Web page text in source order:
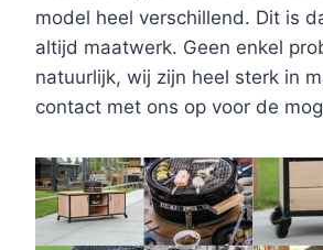
model heel verschillend. Dit is
altijd maatwerk. Geen enkel
natuurlijk, wij zijn heel sterk in
contact met ons op voor de